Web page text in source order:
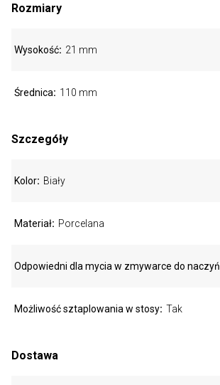
Rozmiary
Wysokość 21 mm
Średnica 110 mm
Szczegóły
Kolor Biały
Materiał Porcelana
Odpowiedni dla mycia w zmywarce do naczyń
Możliwość sztaplowania w stosy Tak
Dostawa